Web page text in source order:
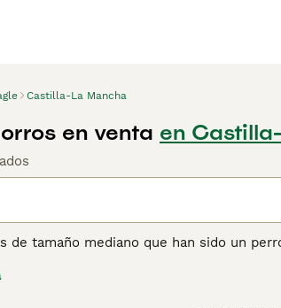
Castilla-La Mancha
en venta en
de tamaño mediano que han sido un
una fuerte capacidad de instinto